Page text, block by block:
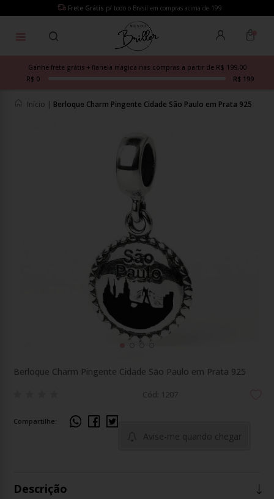
Frete Grátis p/ todo o Brasil em compras acima de 199
Ganhe frete grátis + flanela mágica nas compras a partir de R$ 199,00
R$ 0
R$ 199
Início | Berloque Charm Pingente Cidade São Paulo em Prata 925
Berloque Charm Pingente Cidade São Paulo em Prata 925
Cód: 1207
Avise-me quando chegar
Compartilhe:
Descrição